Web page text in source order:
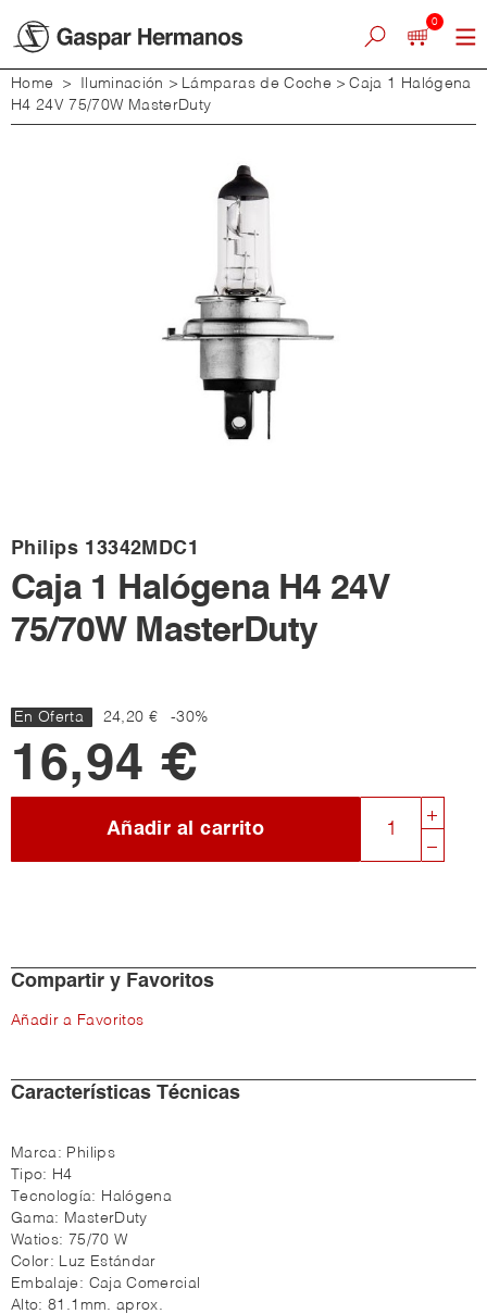
0
Home > Iluminación > Lámparas de Coche > Caja 1 Halógena
H4 24V 75/70W MasterDuty
Philips 13342MDC1
Caja 1 Halógena H4 24V
75/70W MasterDuty
En Oferta 24,20 € -30%
16,94 €
Añadir al carrito
Compartir y Favoritos
Añadir a Favoritos
Características Técnicas
Marca: Philips
Tipo: H4
Tecnología: Halógena
Gama: MasterDuty
Watios: 75/70 W
Color: Luz Estándar
Embalaje: Caja Comercial
Alto:81.1mm. aprox.